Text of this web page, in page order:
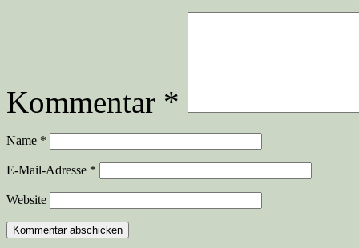
Kommentar *
Name *
E-Mail-Adresse *
Website